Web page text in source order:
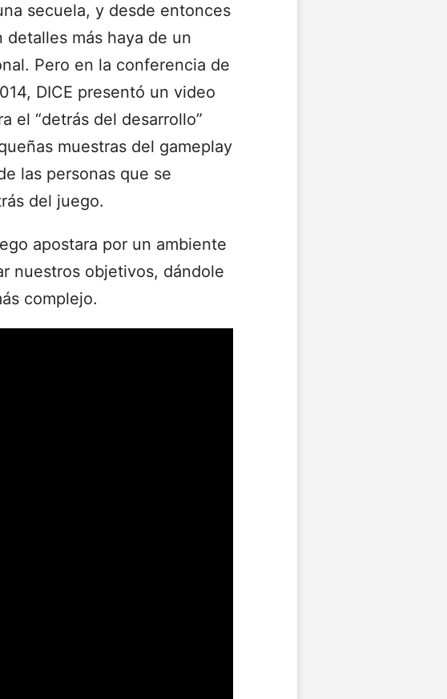
secuela, y desde entonces
detalles más haya de un
Pero en la conferencia de
DICE presentó un video
el “detrás del desarrollo”
muestras del gameplay
las personas que se
del juego.
apostara por un ambiente
nuestros objetivos, dándole
complejo.